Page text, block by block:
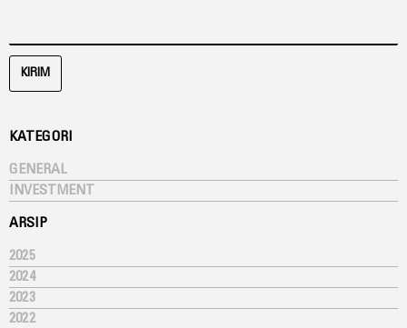
KIRIM
KATEGORI
GENERAL
INVESTMENT
ARSIP
2025
2024
2023
2022